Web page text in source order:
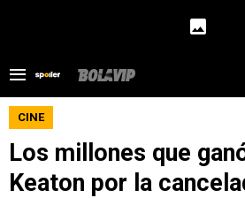
CINE
Los millones que
Keaton por la